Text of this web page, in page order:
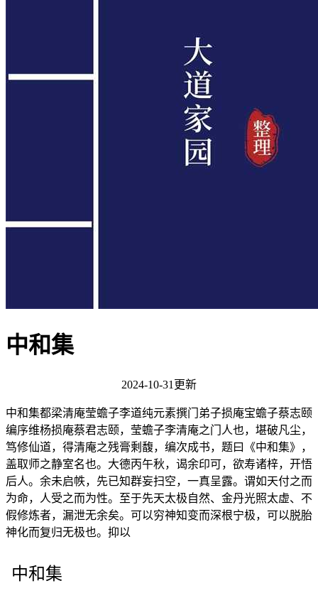
中和集
2024-10-31更新
中和集都梁清庵莹蟾子李道纯元素撰门弟子损庵宝蟾子蔡志颐
编序维杨损庵蔡君志颐，莹蟾子李清庵之门人也，堪破凡尘，
笃修仙道，得清庵之残膏剩馥，编次成书，题曰《中和集》，
盖取师之静室名也。大德丙午秋，谒余印可，欲寿诸梓，开悟
后人。余未启帙，先已知群妄扫空，一真呈露。谓如天付之而
为命，人受之而为性。至于先天太极自然、金丹光照太虚、不
假修炼者，漏泄无余矣。可以穷神知变而深根宁极，可以脱胎
神化而复归无极也。抑以
中和集